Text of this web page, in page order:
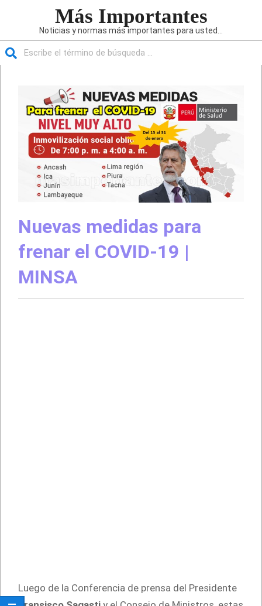
Más Importantes
Noticias y normas más importantes para usted...
navegación
principal
Nuevas medidas para
frenar el COVID-19 |
MINSA
Luego de la Conferencia de prensa del Presidente